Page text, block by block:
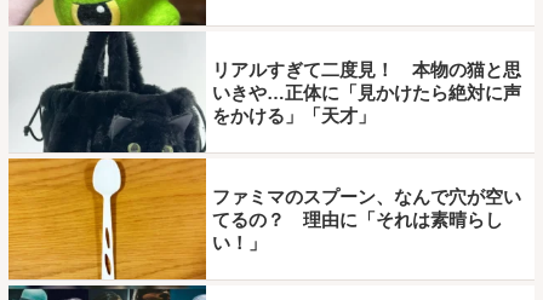
リアルすぎて二度見！ 本物の猫と思
いきや…正体に「見かけたら絶対に声
をかける」「天才」
ファミマのスプーン、なんで穴が空い
てるの？ 理由に「それは素晴らし
い！」